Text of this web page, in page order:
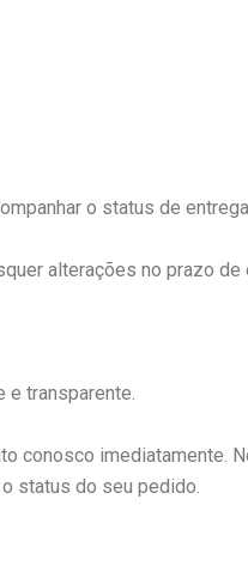
o status de
alterações no prazo de
e transparente.
conosco imediatamente.
status do seu pedido.